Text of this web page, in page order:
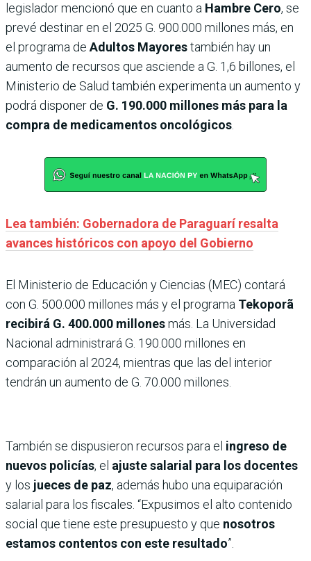
legislador mencionó que en cuanto a Hambre Cero, se
prevé destinar en el 2025 G. 900.000 millones más, en
el programa de Adultos Mayorestambién hay un
aumento de recursos que asciende a G. 1,6 billones, el
Ministerio de Salud también experimenta un aumento y
podrá disponer de G. 190.000 millones más para la
compra de medicamentos oncológicos.
Lea también: Gobernadora de Paraguarí resalta
avances históricos con apoyo del Gobierno
El Ministerio de Educación y Ciencias (MEC) contará
con G. 500.000 millones más y el programa Tekoporã
recibirá G. 400.000 millonesmás. La Universidad
Nacional administrará G. 190.000 millones en
comparación al 2024, mientras que las del interior
tendrán un aumento de G. 70.000 millones.
También se dispusieron recursos para el ingreso de
nuevos policías, el ajuste salarial para los docentes
y los jueces de paz, además hubo una equiparación
salarial para los fiscales. “Expusimos el alto contenido
social que tiene este presupuesto y que nosotros
estamos contentos con este resultado”.